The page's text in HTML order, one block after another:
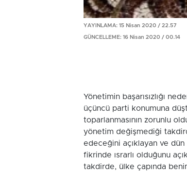
YAYINLAMA: 15 Nisan 2020 / 22.57
GÜNCELLEME: 16 Nisan 2020 / 00.14
Yönetimin başarısızlığı
üçüncü parti konumuna
toparlanmasının zorunlu
yönetim değişmediği
edeceğini açıklayan ve
fikrinde ısrarlı olduğunu
takdirde, ülke çapında